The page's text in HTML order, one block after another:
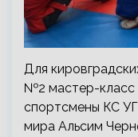
Для
№2 мастер-класс
спортсмены КС
мира Альсим